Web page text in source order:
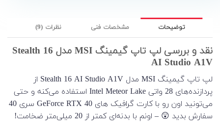
توضیحات مشخصات فنی نظرات (9)
نقد و بررسی لپ تاپ گیمینگ MSI مدل Stealth 16
AI Studio A1V
لپ تاپ گیمینگ MSI مدل Stealth 16 AI Studio A1V از
پردازنده‌های 28 واتی Intel Meteor Lake استفاده می‌کنه و حتی
می‌تونید اون رو با کارت گرافیک های GeForce RTX 40 سری 40
سفارش بدید 😲 – اونم با بدنه‌ای کمتر از 20 میلی‌متر ضخامت!